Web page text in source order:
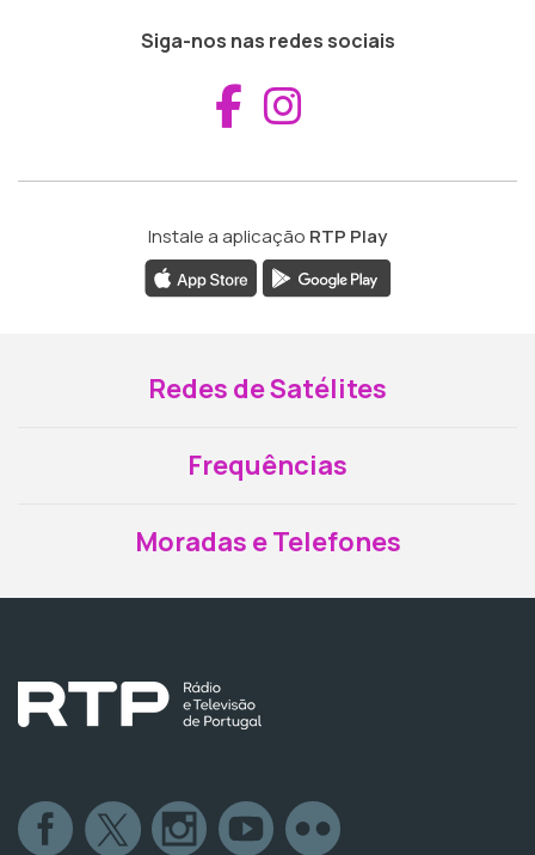
Siga-nos nas redes sociais
Aceder ao
Instale a aplicação RTP Play
Redes de Satélites
Frequências
Moradas e Telefones